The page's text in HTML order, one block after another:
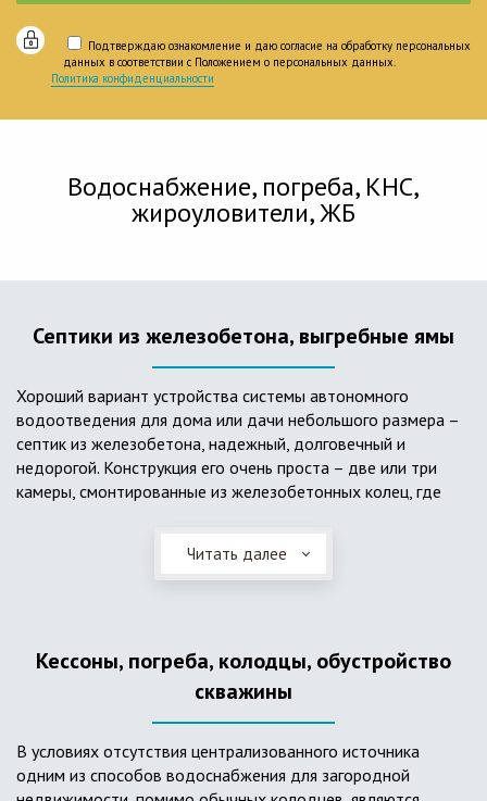
Подтверждаю ознакомление и даю согласие на обработку персональных
данных в соответствии с Положением о персональных данных.
Политика конфиденциальности
Водоснабжение, погреба, КНС,
жироуловители, ЖБ
Септики из железобетона, выгребные ямы
Хороший вариант устройства системы автономного
водоотведения для дома или дачи небольшого размера –
септик из железобетона, надежный, долговечный и
недорогой. Конструкция его очень проста – две или три
камеры, смонтированные из железобетонных колец, где
слой дренажа, устроенный из щебня и песка. Для септика
требуется только очищение через определенное время
большую прочность по сравнению с пластиковыми
Читать далее
Кессоны, погреба, колодцы, обустройство
скважины
В условиях отсутствия централизованного источника
одним из способов водоснабжения для загородной